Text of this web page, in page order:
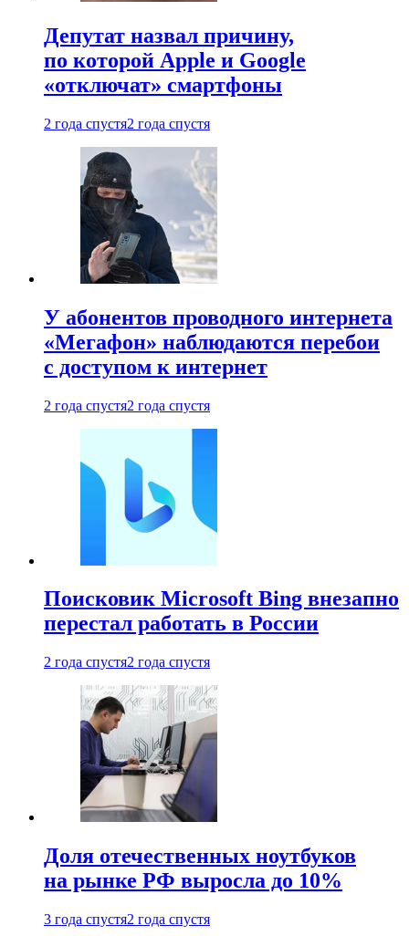
Депутат назвал причину,
по которой Apple и Google
«отключат» смартфоны
2 года спустя2 года спустя
У абонентов проводного интернета
«Мегафон» наблюдаются перебои
с доступом к интернет
2 года спустя2 года спустя
Поисковик Microsoft Bing внезапно
перестал работать в России
2 года спустя2 года спустя
Доля отечественных ноутбуков
на рынке РФ выросла до 10%
3 года спустя2 года спустя